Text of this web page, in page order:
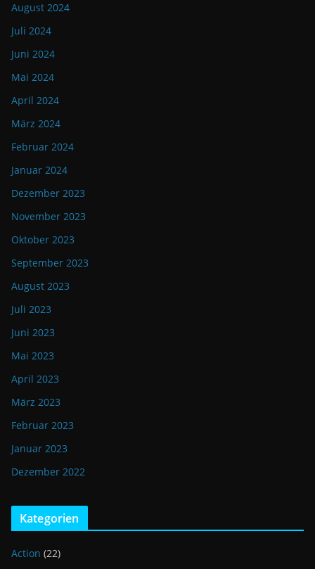
August 2024
Juli 2024
Juni 2024
Mai 2024
April 2024
März 2024
Februar 2024
Januar 2024
Dezember 2023
November 2023
Oktober 2023
September 2023
August 2023
Juli 2023
Juni 2023
Mai 2023
April 2023
März 2023
Februar 2023
Januar 2023
Dezember 2022
Kategorien
Action (22)